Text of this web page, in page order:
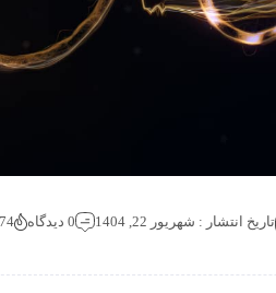
تاریخ انتشار : شهریور 22, 1404 0 دیدگاه 374